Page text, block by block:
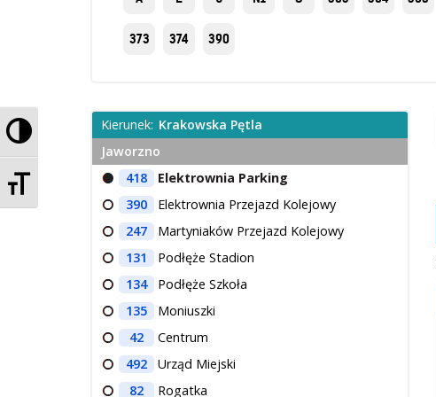
Przełącz wysoki kontrast
Zmień rozmiar czcionek
373 374 390
Kierunek: Krakowska Pętla
Jaworzno
418
Elektrownia Parking
390
Elektrownia Przejazd Kolejowy
247
Martyniaków Przejazd Kolejowy
131
Podłęże Stadion
134
Podłęże Szkoła
135
Moniuszki
42
Centrum
492
Urząd Miejski
82
Rogatka